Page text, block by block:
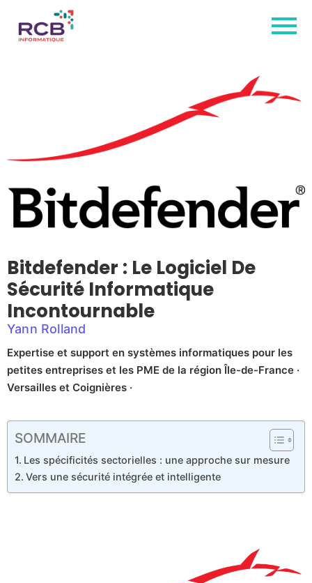
Bitdefender : Le Logiciel De
Sécurité Informatique
Incontournable
Yann Rolland
Expertise et support en systèmes informatiques pour les
petites entreprises et les PME de la région Île-de-France ·
Versailles et Coignières ·
SOMMAIRE
Les spécificités sectorielles : une approche sur mesure
Vers une sécurité intégrée et intelligente